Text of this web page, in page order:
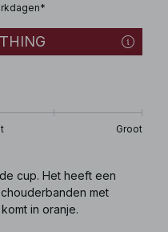
Groot
cup. Het heeft een
met
in oranje.